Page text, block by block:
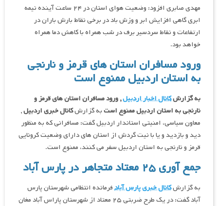
مهدی صابری افزود: وضعیت هوای استان در ۲۴ ساعت آینده نیمه
ابری گاهی افزایش ابر و وزش باد در برخی نقاط بارش باران در
ارتفاعات و نقاط سردسیر برف در شب همراه با کاهش دما همراه
خواهد بود.
ورود مسافران استان های قرمز و نارنجی
به استان اردبیل ممنوع است
به گزارشکانال اخبار اردبیل, ورود مسافران استان های قرمز و
نارنجی به استان اردبیل ممنوع استبه گزارشکانال خبری اردبیل,
معاون سیاسی، امنیتی استاندار اردبیل گفت: مسافرانی که به منظور
دید و بازدید و یا با نیت گردش از استان های دارای وضعیت کرونایی
قرمز و نارنجی به استان اردبیل سفر می کنند، ممنوع است.
جمع آوری ۲۵ معتاد متجاهر در پارس آباد
به گزارشکانال خبری پارس آبادفرمانده انتظامی شهرستان پارس
آباد گفت: در یک طرح ضربتی ۲۵ معتاد از شهرستان پاراس آباد مغان